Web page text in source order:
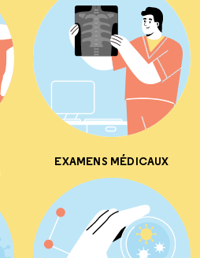
EXAMENS MÉDICAUX